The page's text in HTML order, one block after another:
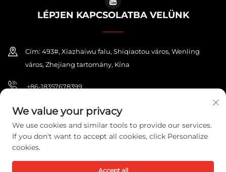
LÉPJEN KAPCSOLATBA VELÜNK
Cím: 493#, Xiazhaiwu falu, Shiqiaotou város, Wenling
város, Zhejiang tartomány, Kína
+86-18357678399
[email protected]
Copyright © 2026 ZHEJIANG PONEY ELECTRIC CO.,LTD. Minden jog
fenntartva. Adatvédelmi irányelvek
We value your privacy
We use cookies and similar tools to provide our services.
If you don't want to accept all cookies, click Personalize
cookies.
Accept all